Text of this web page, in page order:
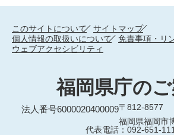
このサイトについて
サイトマップ
個人情報の取扱いについて
免責事項・リ
ウェブアクセシビリティ
福岡県庁の
法人番号6000020400009〒812-8577
福岡県福岡市
代表電話：092-651-